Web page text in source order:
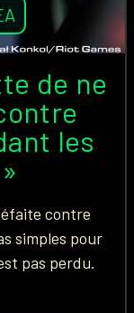
de ne
les
contre
simples pour
pas perdu.